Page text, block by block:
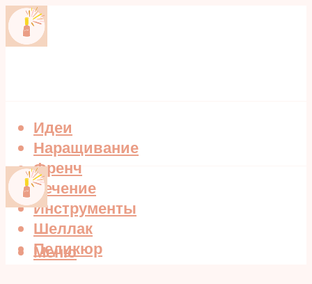
Идеи
Наращивание
Френч
Лечение
Инструменты
Шеллак
Педикюр
Меню